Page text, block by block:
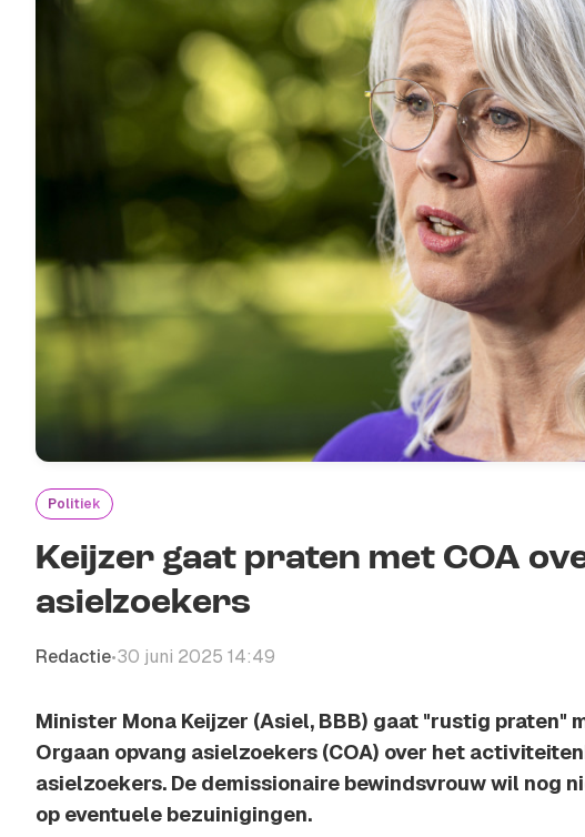
Politiek
Keijzer gaat praten met COA
asielzoekers
Redactie•30 juni 2025 14:49
Minister Mona Keijzer (Asiel, BBB) gaat "rustig praten"
Orgaan opvang asielzoekers (COA) over het
asielzoekers. De demissionaire bewindsvrouw wil nog
op eventuele bezuinigingen.